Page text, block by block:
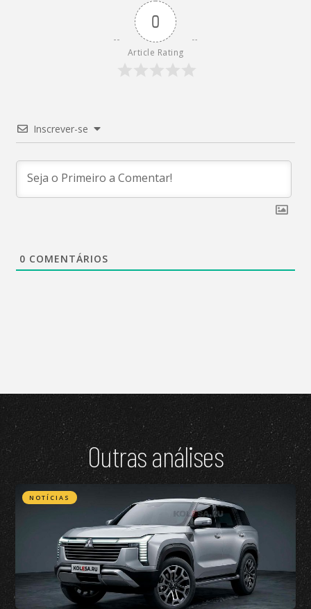
0
Article Rating
Inscrever-se
0 COMENTÁRIOS
Outras análises
NOTÍCIAS